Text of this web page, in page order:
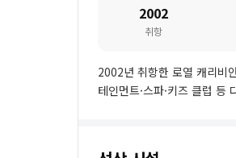
2002
취항
2002년 취항한 로열 캐리비
테인먼트·스파·키즈 클럽